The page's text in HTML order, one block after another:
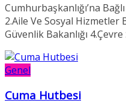
Cumhurbaşkanlığı’na
2.Aile Ve Sosyal Hizmetler
Güvenlik Bakanlığı
Genel
Cuma Hutbesi